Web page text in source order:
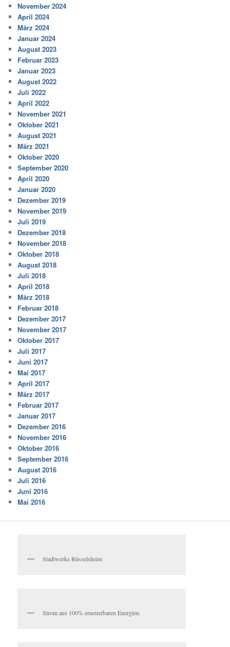
November 2024
April 2024
März 2024
Januar 2024
August 2023
Februar 2023
Januar 2023
August 2022
Juli 2022
April 2022
November 2021
Oktober 2021
August 2021
März 2021
Oktober 2020
September 2020
April 2020
Januar 2020
Dezember 2019
November 2019
Juli 2019
Dezember 2018
November 2018
Oktober 2018
August 2018
Juli 2018
April 2018
März 2018
Februar 2018
Dezember 2017
November 2017
Oktober 2017
Juli 2017
Juni 2017
Mai 2017
April 2017
März 2017
Februar 2017
Januar 2017
Dezember 2016
November 2016
Oktober 2016
September 2016
August 2016
Juli 2016
Juni 2016
Mai 2016
Stadtwerke Rüsselsheim
Strom aus 100% erneuerbaren Energien.